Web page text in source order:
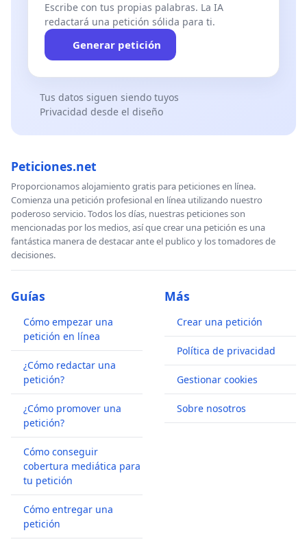
Escribe con tus propias palabras. La IA
redactará una petición sólida para ti.
Generar petición
Tus datos siguen siendo tuyos
Privacidad desde el diseño
Peticiones.net
Proporcionamos alojamiento gratis para peticiones en línea.
Comienza una petición profesional en línea utilizando nuestro
poderoso servicio. Todos los días, nuestras peticiones son
mencionadas por los medios, así que crear una petición es una
fantástica manera de destacar ante el publico y los tomadores de
decisiones.
Guías
Cómo empezar una
petición en línea
¿Cómo redactar una
petición?
¿Cómo promover una
petición?
Cómo conseguir
cobertura mediática para
tu petición
Cómo entregar una
petición
Más
Crear una petición
Política de privacidad
Gestionar cookies
Sobre nosotros